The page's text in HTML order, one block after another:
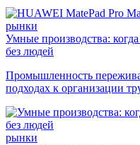
рынки
Умные производства:
без людей
Промышленность
подходах к организации
рынки